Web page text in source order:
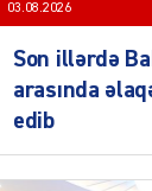
03.08.2026
Son illərdə
arasında
edib